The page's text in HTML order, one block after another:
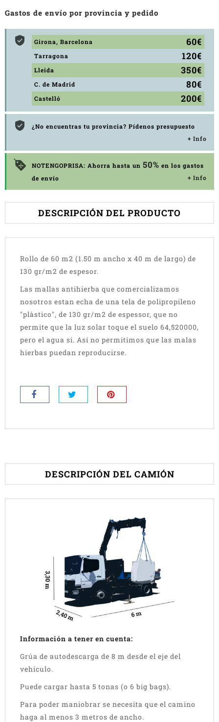
Gastos de envío por provincia y pedido
Girona, Barcelona 60€
Tarragona 120€
Lleida 350€
C. de Madrid 80€
Castelló 200€
¿No encuentras tu provincia? Pídenos presupuesto
+ Info
NOTENGOPRISA: Ahorra hasta un 50% en los gastos
de envío
+ Info
DESCRIPCIÓN DEL PRODUCTO
Rollo de 60 m2 (1.50 m ancho x 40 m de largo) de
130 gr/m2 de espesor.
Las mallas antihierba que comercializamos
nosotros estan echa de una tela de polipropileno
"plàstico", de 130 gr/m2 de espessor, que no
permite que la luz solar toque el suelo 64,520000,
pero el agua si. Así no permitimos que las malas
hierbas puedan reproducirse.
DESCRIPCIÓN DEL CAMIÓN
Información a tener en cuenta:
Grúa de autodescarga de 8 m desde el eje del
vehículo.
Puede cargar hasta 5 tonas (o 6 big bags).
Para poder maniobrar se necesita que el camino
haga al menos 3 metros de ancho.